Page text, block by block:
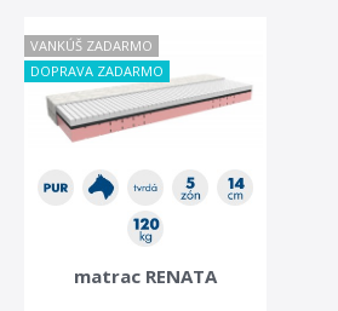
VANKÚŠ ZADARMO
DOPRAVA ZADARMO
matrac RENATA